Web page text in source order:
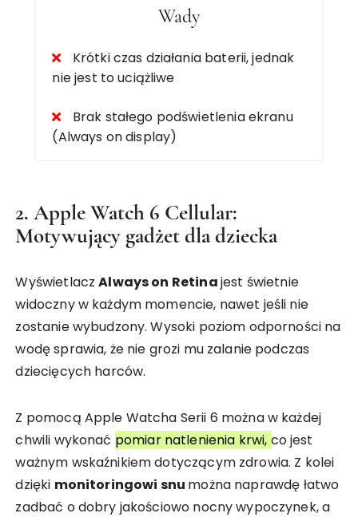
Wady
Krótki czas działania baterii, jednak
nie jest to uciążliwe
Brak stałego podświetlenia ekranu
(Always on display)
2. Apple Watch 6 Cellular:
Motywujący gadżet dla dziecka
WyświetlaczAlways on Retinajest świetnie
widoczny w każdym momencie, nawet jeśli nie
zostanie wybudzony. Wysoki poziom odporności na
wodę sprawia, że nie grozi mu zalanie podczas
dziecięcych harców.
Z pomocą Apple Watcha Serii 6 można w każdej
chwili wykonać pomiar natlenienia krwi, co jest
ważnym wskaźnikiem dotyczącym zdrowia. Z kolei
dzięki monitoringowi snu można naprawdę łatwo
zadbać o dobry jakościowo nocny wypoczynek, a